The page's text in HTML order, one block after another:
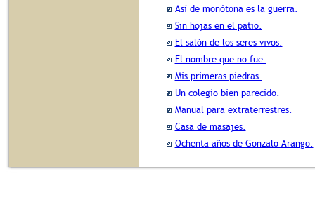
Así de monótona es la guerra.
Sin hojas en el patio.
El salón de los seres vivos.
El nombre que no fue.
Mis primeras piedras.
Un colegio bien parecido.
Manual para extraterrestres.
Casa de masajes.
Ochenta años de Gonzalo Arango.